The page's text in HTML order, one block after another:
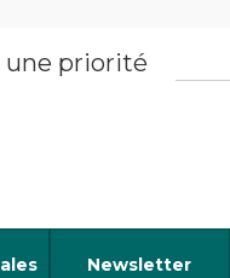
une priorité
Newsletter